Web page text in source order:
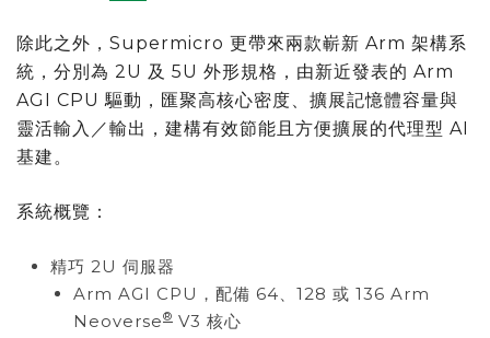
除此之外，Supermicro 更帶來兩款嶄新 Arm 架構系
統，分別為 2U 及 5U 外形規格，由新近發表的 Arm
AGI CPU 驅動，匯聚高核心密度、擴展記憶體容量與
靈活輸入／輸出，建構有效節能且方便擴展的代理型 AI
基建。
系統概覽：
精巧 2U 伺服器
Arm AGI CPU，配備 64、128 或 136 Arm
Neoverse® V3 核心